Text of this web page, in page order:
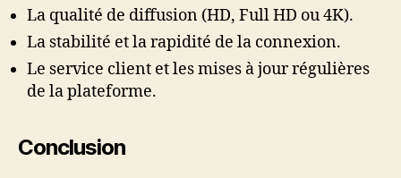
La qualité de diffusion (HD, Full HD ou 4K).
La stabilité et la rapidité de la connexion.
Le service client et les mises à jour régulières
de la plateforme.
Conclusion